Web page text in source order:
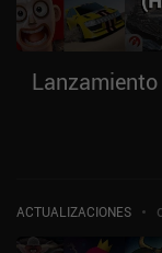
ACTUALIZACIONES